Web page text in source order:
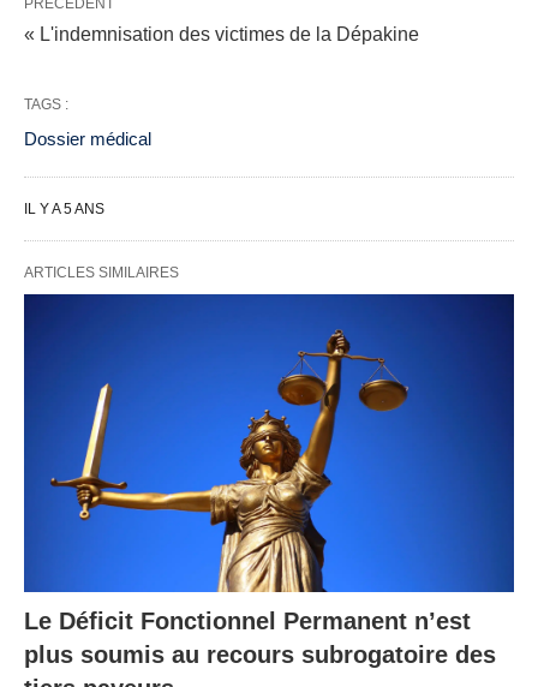
PRÉCÉDENT
« L'indemnisation des victimes de la Dépakine
TAGS :
Dossier médical
IL Y A 5 ANS
ARTICLES SIMILAIRES
Le Déficit Fonctionnel Permanent n’est
plus soumis au recours subrogatoire des